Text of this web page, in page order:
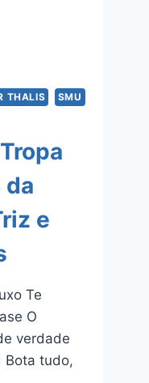
THALIS
SMU
da
e
Te
O
verdade
Bota tudo,